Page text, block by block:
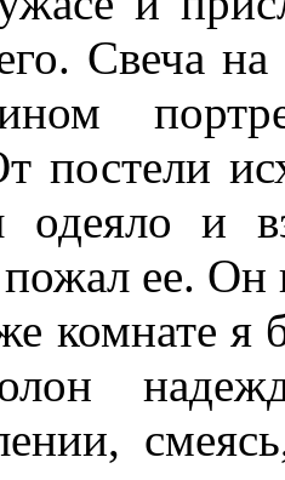
Свеча на
одеяло и
ее. Он
комнате я